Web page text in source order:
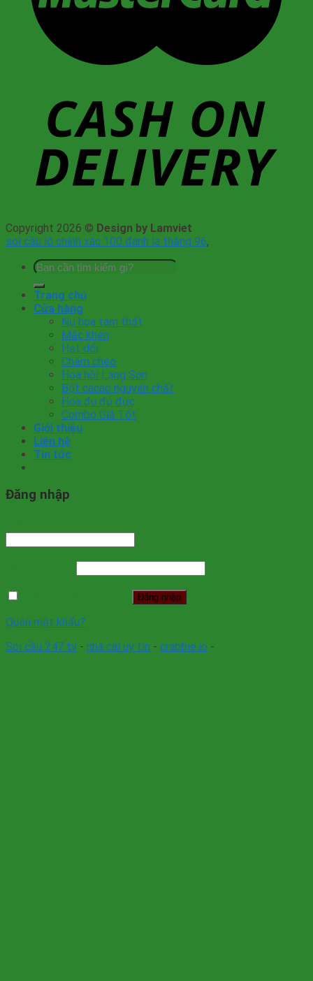
Copyright 2026 © Design by Lamviet
soi cầu lô chính xác 100 đánh la thắng 96,
Tìm
kiếm:
Trang chủ
Cửa hàng
Nụ hoa tam thất
Mắc khén
Hạt dổi
Chẩm chéo
Hoa hồi Lạng Sơn
Bột cacao nguyên chất
Hoa đu đủ đực
Combo Giá Tốt
Giới thiệu
Liên hệ
Tin tức
Đăng nhập
Đăng nhập
Quên mật khẩu?
Soi cầu 247 tv - nhà cái uy tín - crabbie.io -